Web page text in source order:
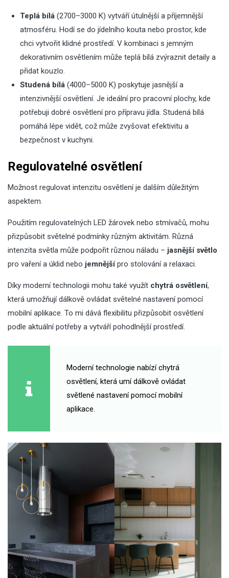
Teplá bílá (2700–3000 K) vytváří útulnější a příjemnější
atmosféru. Hodí se do jídelního kouta nebo prostor, kde
chci vytvořit klidné prostředí. V kombinaci s jemným
dekorativním osvětlením může teplá bílá zvýraznit detaily a
přidat kouzlo.
Studená bílá (4000–5000 K) poskytuje jasnější a
intenzivnější osvětlení. Je ideální pro pracovní plochy, kde
potřebuji dobré osvětlení pro přípravu jídla. Studená bílá
pomáhá lépe vidět, což může zvyšovat efektivitu a
bezpečnost v kuchyni.
Regulovatelné osvětlení
Možnost regulovat intenzitu osvětlení je dalším důležitým
aspektem.
Použitím regulovatelných LED žárovek nebo stmívačů, mohu
přizpůsobit světelné podmínky různým aktivitám. Různá
intenzita světla může podpořit různou náladu – jasnější světlo
pro vaření a úklid nebo jemnějšípro stolování a relaxaci.
Díky moderní technologii mohu také využít chytrá osvětlení,
která umožňují dálkově ovládat světelné nastavení pomocí
mobilní aplikace. To mi dává flexibilitu přizpůsobit osvětlení
podle aktuální potřeby a vytváří pohodlnější prostředí.
Moderní technologie nabízí chytrá
osvětlení, která umí dálkově ovládat
světlené nastavení pomocí mobilní
aplikace.